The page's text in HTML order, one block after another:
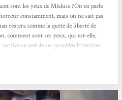
sont les yeux de Méduse ?On en parle
constamment, mais on ne sait pas
restera comme la quête de liberté de
comment sont ses yeux, qui est-elle,
se sert de ces procédés littéraires
quelle vie est...